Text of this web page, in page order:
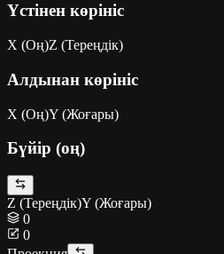
Үстінен көрініс
X (Оң)Z (Тереңдік)
Алдынан көрініс
X (Оң)Y (Жоғары)
Бүйір (оң)
Z (Тереңдік)Y (Жоғары)
0
0